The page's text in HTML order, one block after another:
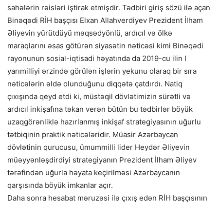
sahələrin rəisləri iştirak etmişdir. Tədbiri giriş sözü ilə açan
Binəqədi RİH başçısı Elxan Allahverdiyev Prezident İlham
Əliyevin yürütdüyü məqsədyönlü, ardıcıl və ölkə
maraqlarını əsas götürən siyasətin nəticəsi kimi Binəqədi
rayonunun sosial-iqtisadi həyatında da 2019-cu ilin I
yarımilliyi ərzində görülən işlərin yekunu olaraq bir sıra
nəticələrin əldə olunduğunu diqqətə çatdırdı. Natiq
çıxışında qeyd etdi ki, müstəqil dövlətimizin sürətli və
ardıcıl inkişafına təkan verən bütün bu tədbirlər böyük
uzaqgörənliklə hazırlanmış inkişaf strategiyasının uğurlu
tətbiqinin praktik nəticələridir. Müasir Azərbaycan
dövlətinin qurucusu, ümummilli lider Heydər Əliyevin
müəyyənləşdirdiyi strategiyanın Prezident İlham Əliyev
tərəfindən uğurla həyata keçirilməsi Azərbaycanın
qarşısında böyük imkanlar açır.
Daha sonra hesabat məruzəsi ilə çıxış edən RİH başçısının